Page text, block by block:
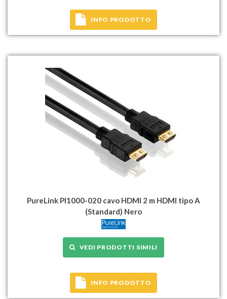
INFO PRODOTTO
PureLink PI1000-020 cavo HDMI 2 m HDMI tipo A
(Standard) Nero
VEDI PRODOTTI SIMILI
INFO PRODOTTO